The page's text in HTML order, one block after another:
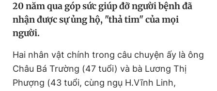
Video Magazine
Sản phẩm khác
Tiện ích Bạn cần biết
20 năm qua góp sức giúp đỡ người bệnh đã
nhận được sự ủng hộ, "thả tim" của mọi
người.
Hai nhân vật chính trong câu chuyện ấy là ông
Châu Bá Trường (47 tuổi) và bà Lương Thị
Phượng (43 tuổi, cùng ngụ H.Vĩnh Linh,